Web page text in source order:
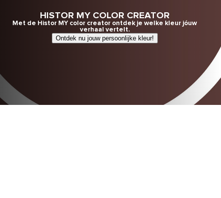
HISTOR MY COLOR CREATOR
Met de Histor MY color creator ontdek je welke kleur jóuw
verhaal vertelt.
Ontdek nu jouw persoonlijke kleur!